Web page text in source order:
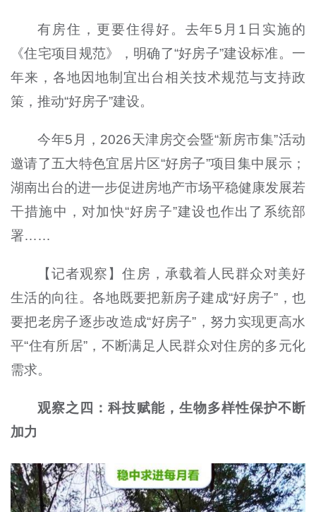
有房住，更要住得好。去年5月1日实施的
《住宅项目规范》，明确了“好房子”建设标准。一
年来，各地因地制宜出台相关技术规范与支持政
策，推动“好房子”建设。
今年5月，2026天津房交会暨“新房市集”活动
邀请了五大特色宜居片区“好房子”项目集中展示；
湖南出台的进一步促进房地产市场平稳健康发展若
干措施中，对加快“好房子”建设也作出了系统部
署……
【记者观察】住房，承载着人民群众对美好
生活的向往。各地既要把新房子建成“好房子”，也
要把老房子逐步改造成“好房子”，努力实现更高水
平“住有所居”，不断满足人民群众对住房的多元化
需求。
观察之四：科技赋能，生物多样性保护不断
加力